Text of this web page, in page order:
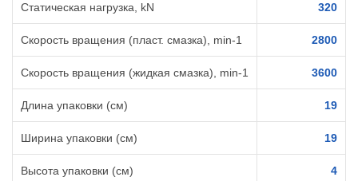
Статическая нагрузка, kN 320
Скорость вращения (пласт. смазка), min-1 2800
Скорость вращения (жидкая смазка), min-1 3600
Длина упаковки (см) 19
Ширина упаковки (см) 19
Высота упаковки (см) 4